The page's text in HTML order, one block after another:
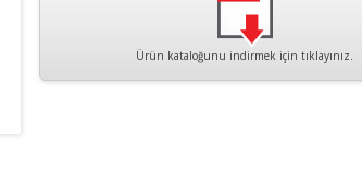
Ürün kataloğunu indirmek için tıklayınız.